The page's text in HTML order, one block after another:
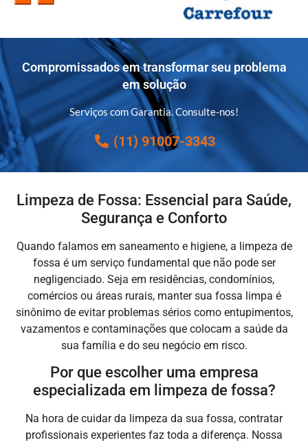
Compromissados em transformar seu problema
em solução
Serviços com Garantia. Consulte-nos!
(11) 91007-3343
Limpeza de Fossa: Essencial para Saúde,
Segurança e Conforto
Quando falamos em saneamento e higiene, a limpeza de
fossa é um serviço fundamental que não pode ser
negligenciado. Seja em residências, condomínios,
comércios ou áreas rurais, manter sua fossa limpa é
sinônimo de evitar problemas sérios como entupimentos,
vazamentos e contaminações que colocam a saúde da
sua família e do seu negócio em risco.
Por que escolher uma empresa
especializada em limpeza de fossa?
Na hora de cuidar da limpeza da sua fossa, contratar
profissionais experientes faz toda a diferença. Nossa